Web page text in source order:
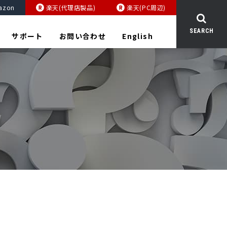
楽天(代理店製品) 楽天(PC周辺)
サポート お問い合わせ English SEARCH